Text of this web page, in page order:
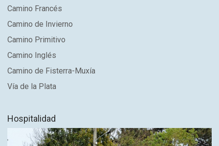
Camino Francés
Camino de Invierno
Camino Primitivo
Camino Inglés
Camino de Fisterra-Muxía
Vía de la Plata
Hospitalidad